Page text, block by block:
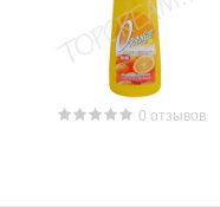
0 отзывов